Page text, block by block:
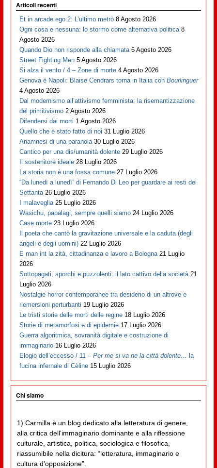
Articoli recenti
Et in arcade ego 2: L’ultimo metrò 8 Agosto 2026
Ogni cosa e nessuna: lo stormo come alternativa politica 8
Agosto 2026
Quando Dio non risponde alla chiamata 6 Agosto 2026
Street Fighting Men 5 Agosto 2026
Si alza il vento / 4 – Zone di morte 4 Agosto 2026
Genova è Napoli: Blaise Cendrars torna in Italia conBourlinguer
4 Agosto 2026
Dal modernismo all’attivismo femminista: la risemantizzazione
del primitivismo 2 Agosto 2026
Difendersi dai morti 1 Agosto 2026
Quello che è stato fatto di noi 31 Luglio 2026
Anamnesi di una paranoia 30 Luglio 2026
Cantico per una dis/umanità dolente 29 Luglio 2026
Il sostenitore ideale 28 Luglio 2026
La storia non è una fossa comune 27 Luglio 2026
“Da lunedì a lunedì” di Fernando Di Leo per guardare ai resti dei
Settanta 26 Luglio 2026
I malaveglia 25 Luglio 2026
Wasichu, papalagi, sempre quelli siamo 24 Luglio 2026
Case morte 23 Luglio 2026
Il poeta che cantò la gravitazione universale e la caduta (degli
angeli e degli uomini) 22 Luglio 2026
E man int la zità, cittadinanza e lavoro a Bologna 21 Luglio
2026
Sottopagati, sporchi e puzzolenti: il lato cattivo della società 21
Luglio 2026
Nostalgie horror contemporanee tra desiderio di un altrove e
riemersioni perturbanti 19 Luglio 2026
Le tristi storie delle morti delle regine 18 Luglio 2026
Storie di metamorfosi e di epidemie 17 Luglio 2026
Guerra algoritmica, sovranità digitale e costruzione di
immaginario 16 Luglio 2026
Elogio dell’eccesso / 11 –Per me si va ne la città dolente… la
fucina infernale di Cèline 15 Luglio 2026
Chi siamo
1) Carmilla è un blog dedicato alla letteratura di genere,
alla critica dell'immaginario dominante e alla riflessione
culturale, artistica, politica, sociologica e filosofica,
riassumibile nella dicitura: “letteratura, immaginario e
cultura d'opposizione”.